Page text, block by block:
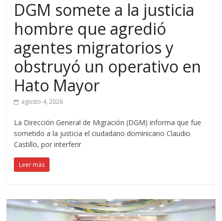
DGM somete a la justicia
hombre que agredió
agentes migratorios y
obstruyó un operativo en
Hato Mayor
agosto 4, 2026
La Dirección General de Migración (DGM) informa que fue
sometido a la justicia el ciudadano dominicano Claudio
Castillo, por interferir
Leer más